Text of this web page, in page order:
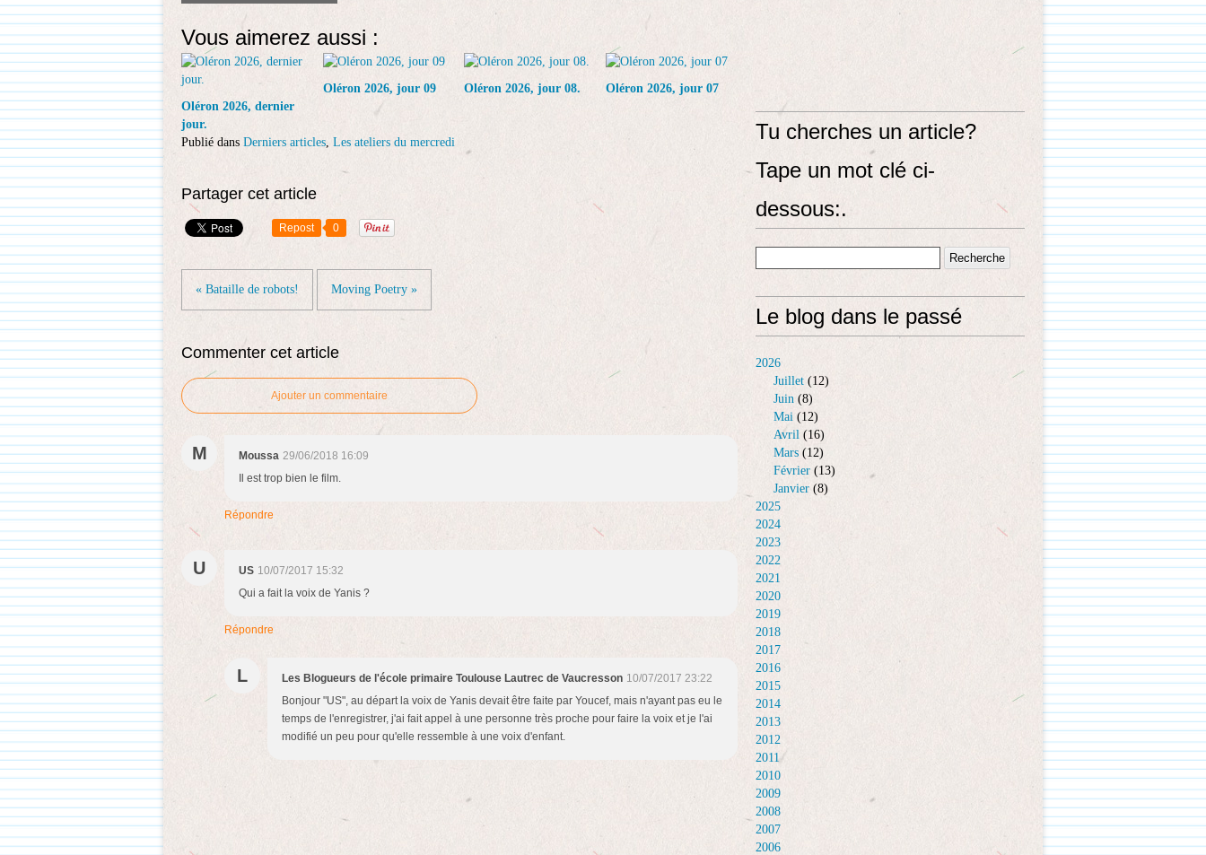
Vous aimerez aussi :
Oléron 2026, dernier
jour.
Oléron 2026, jour 09 Oléron 2026, jour 08. Oléron 2026, jour 07
Publié dans Derniers articles, Les ateliers du mercredi
Partager cet article
Repost 0
« Bataille de robots! Moving Poetry »
Commenter cet article
Ajouter un commentaire
M Moussa 29/06/2018 16:09
Il est trop bien le film.
Répondre
U US 10/07/2017 15:32
Qui a fait la voix de Yanis ?
Répondre
L Les Blogueurs de l'école primaire Toulouse Lautrec de Vaucresson 10/07/2017 23:22
Bonjour "US", au départ la voix de Yanis devait être faite par Youcef, mais n'ayant pas eu le
temps de l'enregistrer, j'ai fait appel à une personne très proche pour faire la voix et je l'ai
modifié un peu pour qu'elle ressemble à une voix d'enfant.
Tu cherches un article?
Tape un mot clé ci-
dessous:.
Le blog dans le passé
2026
Juillet (12)
Juin (8)
Mai (12)
Avril (16)
Mars (12)
Février (13)
Janvier (8)
2025
2024
2023
2022
2021
2020
2019
2018
2017
2016
2015
2014
2013
2012
2011
2010
2009
2008
2007
2006